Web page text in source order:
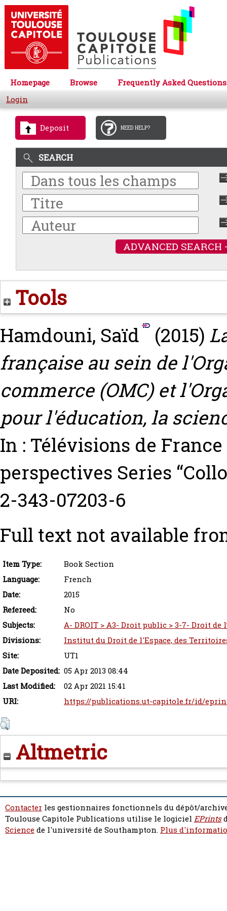
Homepage Browse
Frequently Asked Questions
Login
Deposit NEED HELP?
SEARCH
ADVANCED SEARCH
Tools
Hamdouni, Saïd (2015)
française au sein de
commerce (OMC) et
pour l'éducation, la
In : Télévisions de
perspectives Series
2-343-07203-6
Full text not available
Item Type:
Book Section
Language:
French
Date:
2015
Refereed:
No
Subjects:
A- DROIT > A3- Droit public > 3-7- Droit
Divisions:
Institut du Droit de l'Espace, des
Site:
UT1
Date Deposited: 05 Apr 2013 08:44
Last Modified:
02 Apr 2021 15:41
URI:
https://publications.ut-capitole.fr/id/
Altmetric
Contacter les gestionnaires fonctionnels du dépôt/
Toulouse Capitole Publications utilise le logiciel EPrints
Sciencede l'université de Southampton. Plus